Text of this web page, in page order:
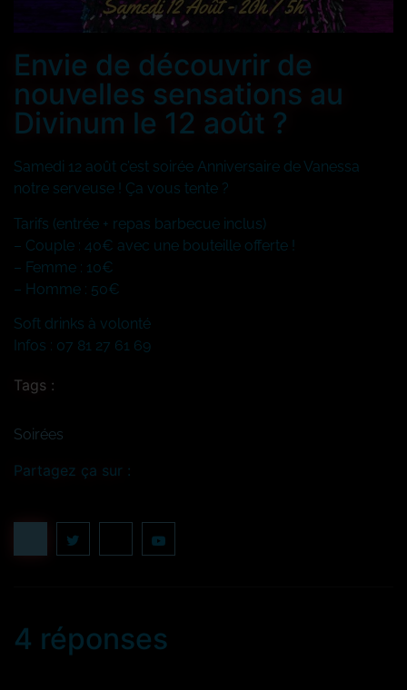
Envie de découvrir de
nouvelles sensations au
Divinum le 12 août ?
Samedi 12 août c’est soirée Anniversaire de Vanessa
notre serveuse ! Ça vous tente ?
Tarifs (entrée + repas barbecue inclus)
– Couple : 40€ avec une bouteille offerte !
– Femme : 10€
– Homme : 50€
Soft drinks à volonté
Infos : 07 81 27 61 69
Tags :
Soirées
Partagez ça sur :
4 réponses